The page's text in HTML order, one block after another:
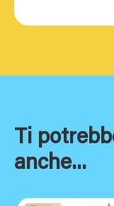
Ti
anche...